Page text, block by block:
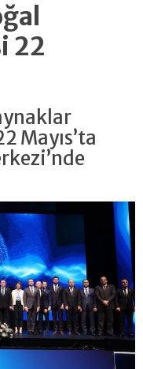
22
Mayıs’ta